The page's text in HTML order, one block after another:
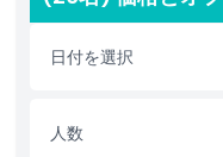
の伝統が今も息づくドバ
ださい。ドバイでのリム
適です。観光でもイベン
行、あるいは単にスタイ
要望に合わせてさまざま
日付を選択
人数